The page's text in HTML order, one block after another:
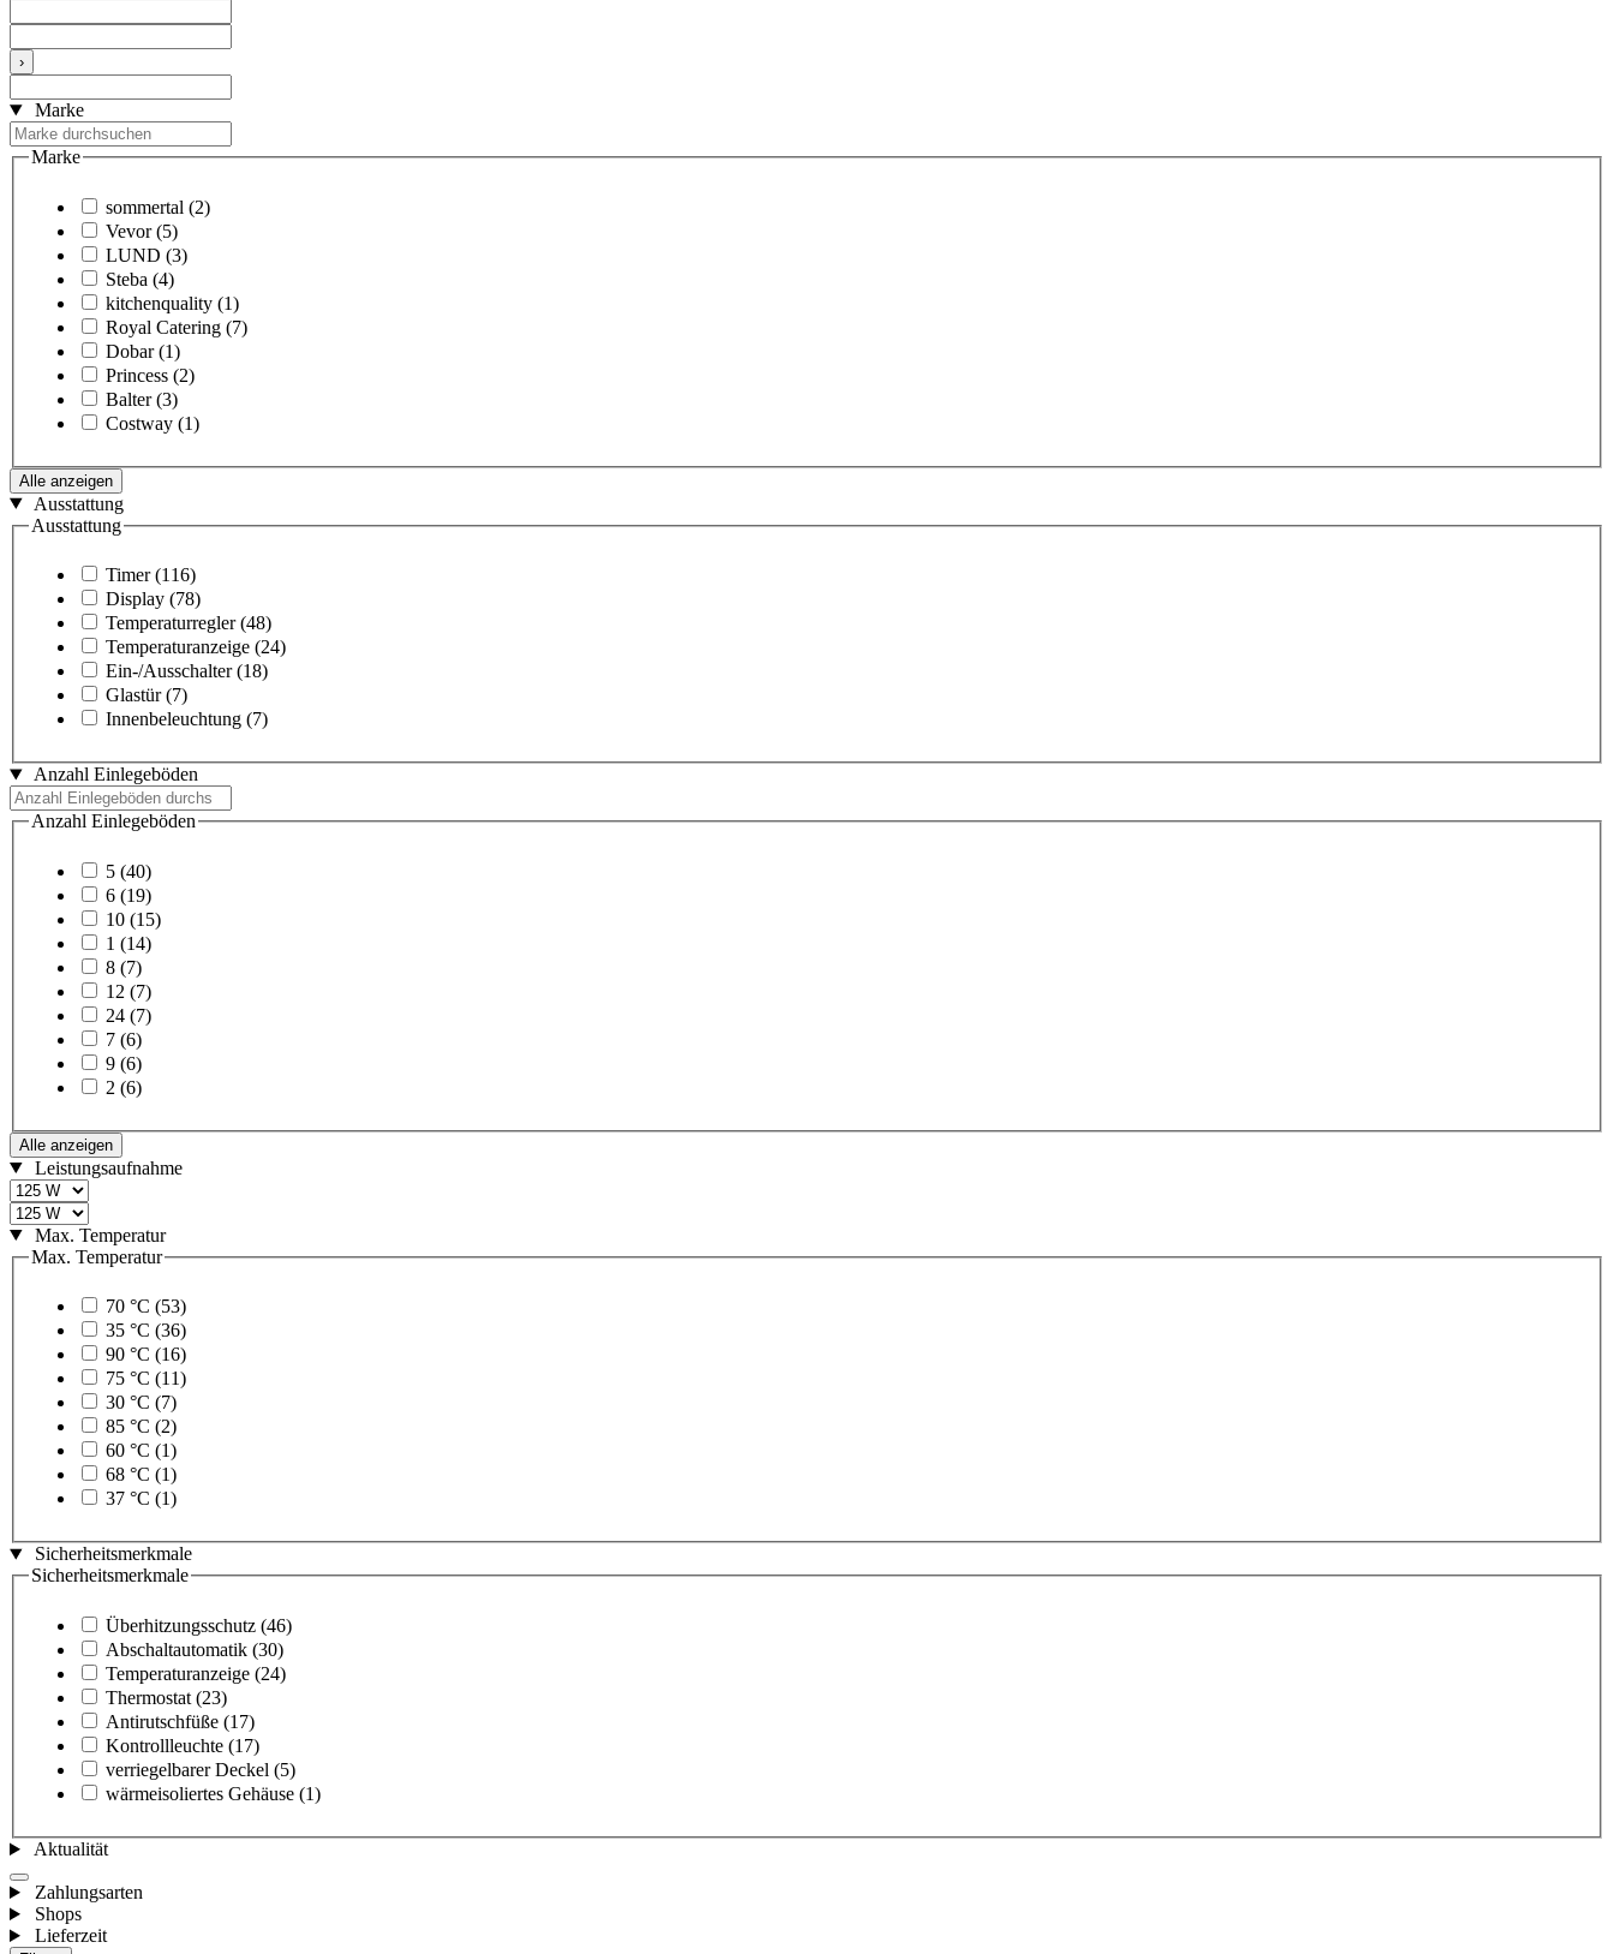
›
Marke
Marke
sommertal (2)
Vevor (5)
LUND (3)
Steba (4)
kitchenquality (1)
Royal Catering (7)
Dobar (1)
Princess (2)
Balter (3)
Costway (1)
Alle anzeigen
Ausstattung
Ausstattung
Timer (116)
Display (78)
Temperaturregler (48)
Temperaturanzeige (24)
Ein-/Ausschalter (18)
Glastür (7)
Innenbeleuchtung (7)
Anzahl Einlegeböden
Anzahl Einlegeböden
5 (40)
6 (19)
10 (15)
1 (14)
8 (7)
12 (7)
24 (7)
7 (6)
9 (6)
2 (6)
Alle anzeigen
Leistungsaufnahme
Max. Temperatur
Max. Temperatur
70 °C (53)
35 °C (36)
90 °C (16)
75 °C (11)
30 °C (7)
85 °C (2)
60 °C (1)
68 °C (1)
37 °C (1)
Sicherheitsmerkmale
Sicherheitsmerkmale
Überhitzungsschutz (46)
Abschaltautomatik (30)
Temperaturanzeige (24)
Thermostat (23)
Antirutschfüße (17)
Kontrollleuchte (17)
verriegelbarer Deckel (5)
wärmeisoliertes Gehäuse (1)
Aktualität
Zahlungsarten
Shops
Lieferzeit